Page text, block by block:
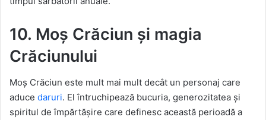
10. Moș Crăciun și magia
Crăciunului
Moș Crăciun este mult mai mult decât un personaj care
aduce daruri. El întruchipează bucuria, generozitatea și
spiritul de împărtășire care definesc această perioadă a